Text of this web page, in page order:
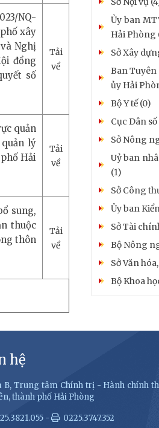
NQ-
xây
Nghị
đồng
số
Tải
về
quản
lý
Hải
Tải
về
sung,
thuộc
thôn
Tải
về
Ủy ban
Hải Phòng
Sở Xây
Ban Tuyên
ủy Hải
Bộ Y tế (0)
Cục Dân số
Sở Nông
Uỷ ban
(1)
Sở Công
Ủy ban
Sở Tài
Bộ Nông
Sở Văn
Bộ Khoa
hệ
B, Trung tâm Chính trị - Hành chính
thành phố Hải Phòng
- 0225.3747.352